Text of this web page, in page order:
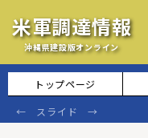
米軍調達情報
沖縄県建設版オンライン
トップページ